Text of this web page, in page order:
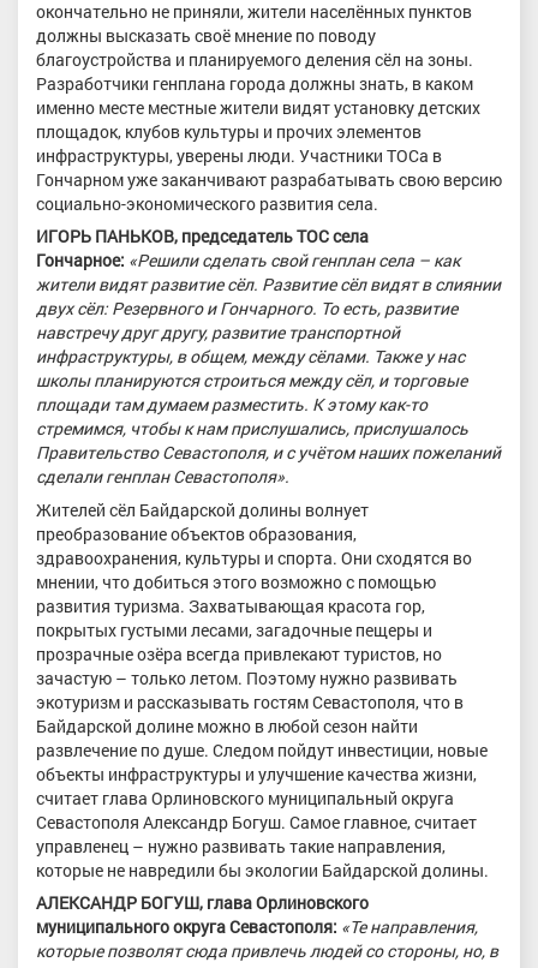
окончательно не приняли, жители населённых пунктов
должны высказать своё мнение по поводу
благоустройства и планируемого деления сёл на зоны.
Разработчики генплана города должны знать, в каком
именно месте местные жители видят установку детских
площадок, клубов культуры и прочих элементов
инфраструктуры, уверены люди. Участники ТОСа в
Гончарном уже заканчивают разрабатывать свою версию
социально-экономического развития села.
ИГОРЬ ПАНЬКОВ, председатель ТОС села
Гончарное: «Решили сделать свой генплан села – как
жители видят развитие сёл. Развитие сёл видят в слиянии
двух сёл: Резервного и Гончарного. То есть, развитие
навстречу друг другу, развитие транспортной
инфраструктуры, в общем, между сёлами. Также у нас
школы планируются строиться между сёл, и торговые
площади там думаем разместить. К этому как-то
стремимся, чтобы к нам прислушались, прислушалось
Правительство Севастополя, и с учётом наших пожеланий
сделали генплан Севастополя».
Жителей сёл Байдарской долины волнует
преобразование объектов образования,
здравоохранения, культуры и спорта. Они сходятся во
мнении, что добиться этого возможно с помощью
развития туризма. Захватывающая красота гор,
покрытых густыми лесами, загадочные пещеры и
прозрачные озёра всегда привлекают туристов, но
зачастую – только летом. Поэтому нужно развивать
экотуризм и рассказывать гостям Севастополя, что в
Байдарской долине можно в любой сезон найти
развлечение по душе. Следом пойдут инвестиции, новые
объекты инфраструктуры и улучшение качества жизни,
считает глава Орлиновского муниципальный округа
Севастополя Александр Богуш. Самое главное, считает
управленец – нужно развивать такие направления,
которые не навредили бы экологии Байдарской долины.
АЛЕКСАНДР БОГУШ, глава Орлиновского
муниципального округа Севастополя: «Те направления,
которые позволят сюда привлечь людей со стороны, но, в